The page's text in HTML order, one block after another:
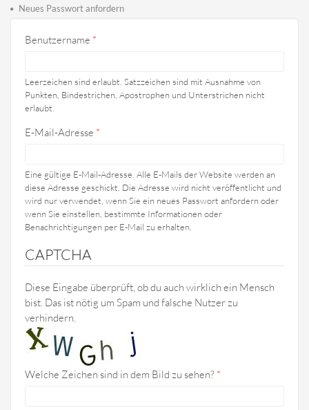
Neues Passwort anfordern
Benutzername *
Leerzeichen sind erlaubt. Satzzeichen sind mit Ausnahme von
Punkten, Bindestrichen, Apostrophen und Unterstrichen nicht
erlaubt.
E-Mail-Adresse *
Eine gültige E-Mail-Adresse. Alle E-Mails der Website werden an
diese Adresse geschickt. Die Adresse wird nicht veröffentlicht und
wird nur verwendet, wenn Sie ein neues Passwort anfordern oder
wenn Sie einstellen, bestimmte Informationen oder
Benachrichtigungen per E-Mail zu erhalten.
CAPTCHA
Diese Eingabe überprüft, ob du auch wirklich ein Mensch
bist. Das ist nötig um Spam und falsche Nutzer zu
verhindern.
Welche Zeichen sind in dem Bild zu sehen? *